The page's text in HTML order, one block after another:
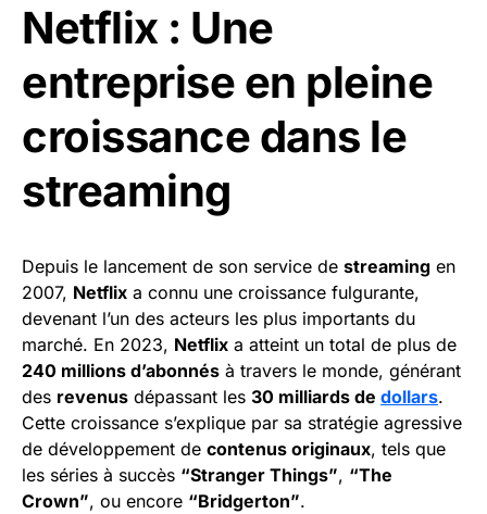
Netflix : Une
entreprise en pleine
croissance dans le
streaming
Depuis le lancement de son service de streaming en
2007, Netflix a connu une croissance fulgurante,
devenant l’un des acteurs les plus importants du
marché. En 2023, Netflix a atteint un total de plus de
240 millions d’abonnés à travers le monde, générant
des revenus dépassant les 30 milliards de dollars.
Cette croissance s’explique par sa stratégie agressive
de développement de contenus originaux, tels que
les séries à succès “Stranger Things”, “The
Crown”, ou encore “Bridgerton”.